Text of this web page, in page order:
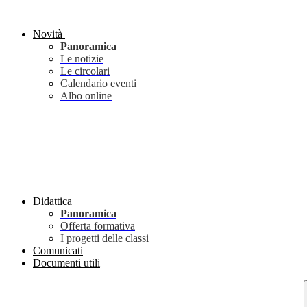
Novità
Panoramica
Le notizie
Le circolari
Calendario eventi
Albo online
Didattica
Panoramica
Offerta formativa
I progetti delle classi
Comunicati
Documenti utili